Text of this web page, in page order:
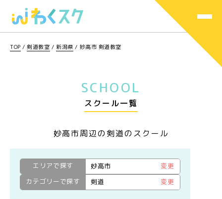
TOP /剣道教室 /新潟県 / 妙高市 剣道教室
SCHOOL
スクール一覧
妙高市周辺の剣道のスクール
エリアで探す 妙高市
変更
カテゴリーで探す
剣道 変更